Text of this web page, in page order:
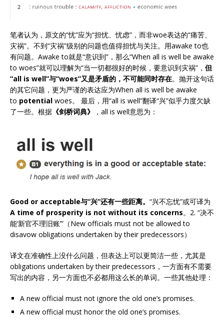
笔者认为，原文的“忧”应为“担忧、忧虑”，而非woe表达的“痛苦、
灾祸”。不到“灾祸”级别的问题也值得担忧与关注。用awake to也
有问题。Awake to就是“意识到”，那么“When all is well be awake
to woes”就可以理解为“当一切都很好的时候，要意识到灾祸”， 但
“all is well”与“woes”又是矛盾的，不可能同时存在。抛开这句话
的其它问题，更为严谨的表达应为When all is well be awake
to potential woes。 最后，用“all is well”翻译“兴”似乎力度欠缺
了一些。根据 《剑桥词典》 ，all is well意思为：
Good or acceptable与“兴”还有一些距离。 “兴不忘忧”或可译为
A time of prosperity is not without its concerns。2. “决不
能‘新官不理旧账’”（New officials must not be allowed to
disavow obligations undertaken by their predecessors）
译文在准确性上没什么问题，但表达上可以更简洁一些，尤其是
obligations undertaken by their predecessors，一方面有不需要
写出的内容，另一方面也不必都用这么长的单词。一些其他处理：
A new official must not ignore the old one’s promises.
A new official must honor the old one’s promises.